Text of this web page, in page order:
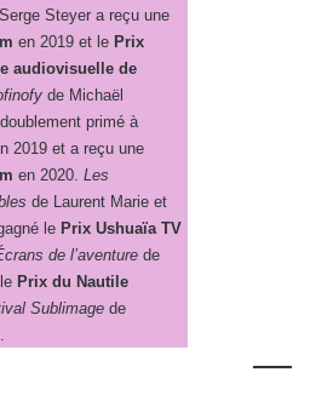
Steyer a reçu une
en 2019 et le Prix
audiovisuelle de
de Michaël
primé à
2019 et a reçu une
en 2020. Les
de Laurent Marie et
le Prix Ushuaïa TV
de l’aventure de
Prix du Nautile
Sublimage de
—